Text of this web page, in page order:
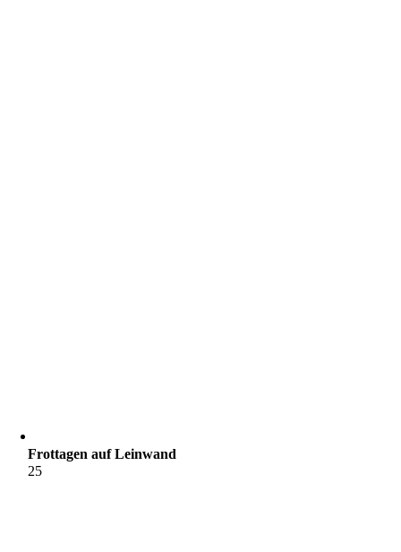
Frottagen auf Leinwand
25